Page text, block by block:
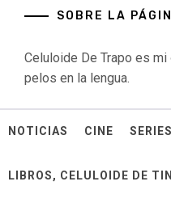
SOBRE LA
Celuloide De Trapo es
pelos en la lengua.
NOTICIAS CINE SERIES
LIBROS, CELULOIDE DE